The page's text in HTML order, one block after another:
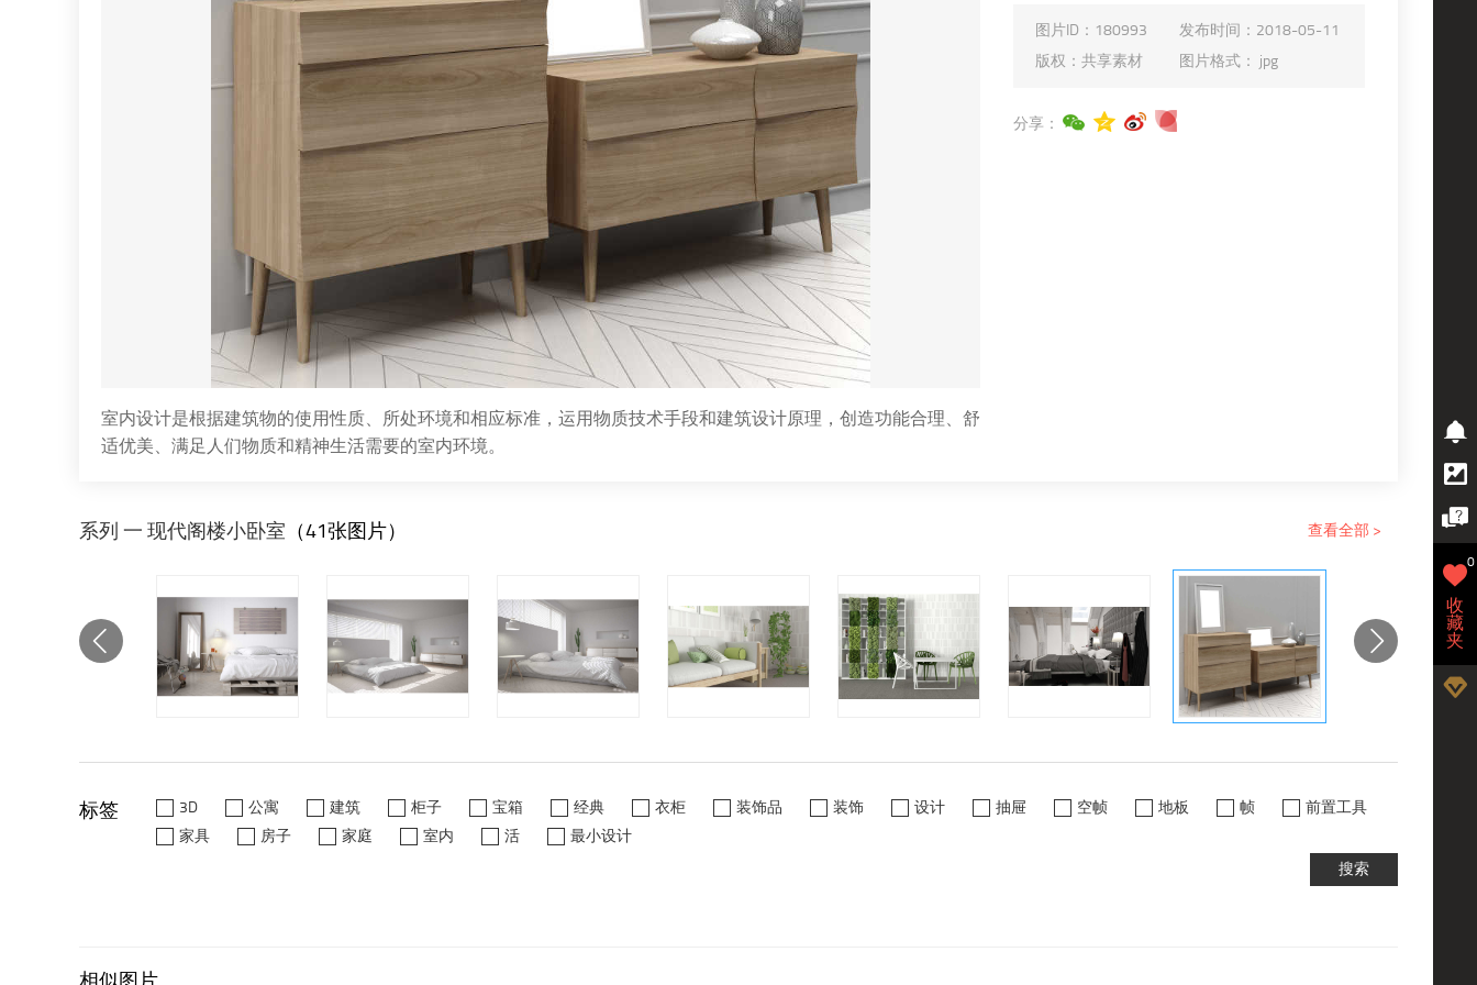
室内设计是根据建筑物的使用性质、所处环境和相应标准，运用物质技术手段和建筑设计原理，创造功能合理、舒
适优美、满足人们物质和精神生活需要的室内环境。
图片ID： 180993 发布时间： 2018-05-11
版权： 共享素材 图片格式： jpg
分享：
系列 一 现代阁楼小卧室 （41张图片） 查看全部 >
标签 3D 公寓 建筑 柜子 宝箱 经典 衣柜 装饰品 装饰 设计 抽屉 空帧 地板 帧
前置工具
家具
房子 家庭 室内 活
最小设计
搜索
收
藏
夹
0